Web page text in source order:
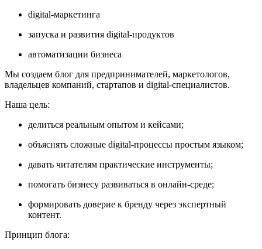
digital-маркетинга
запуска и развития digital-продуктов
автоматизации бизнеса
Мы создаем блог для предпринимателей, маркетологов,
владельцев компаний, стартапов и digital-специалистов.
Наша цель:
делиться реальным опытом и кейсами;
объяснять сложные digital-процессы простым языком;
давать читателям практические инструменты;
помогать бизнесу развиваться в онлайн-среде;
формировать доверие к бренду через экспертный
контент.
Принцип блога: